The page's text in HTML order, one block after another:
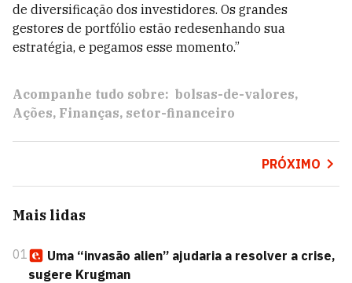
de diversificação dos investidores. Os grandes
gestores de portfólio estão redesenhando sua
estratégia, e pegamos esse momento.”
Acompanhe tudo sobre: bolsas-de-valores
Ações Finanças setor-financeiro
PRÓXIMO
Mais lidas
01
Uma “invasão alien” ajudaria a resolver a crise,
sugere Krugman